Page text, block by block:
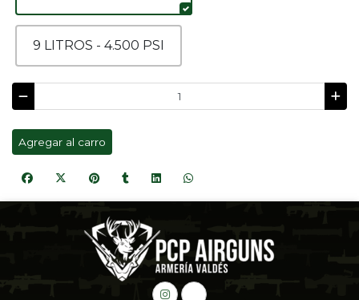
9 LITROS - 4.500 PSI
Agregar al carro